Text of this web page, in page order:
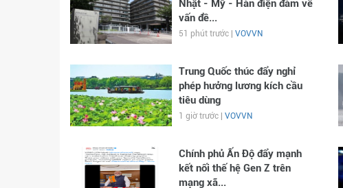
Nhật - Mỹ - Hàn điện đàm về
vấn đề...
51 phút trước | VOVVN
Trung Quốc thúc đẩy nghỉ
phép hưởng lương kích cầu
tiêu dùng
1 giờ trước | VOVVN
Chính phủ Ấn Độ đẩy mạnh
kết nối thế hệ Gen Z trên
mạng xã...